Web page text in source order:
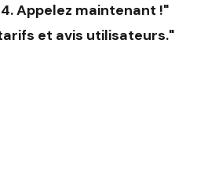
Appelez maintenant !"
et avis utilisateurs."